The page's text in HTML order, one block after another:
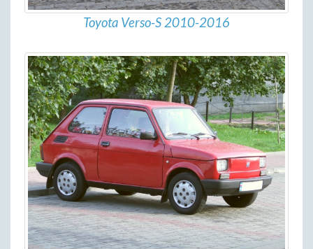
Toyota Verso-S 2010-2016